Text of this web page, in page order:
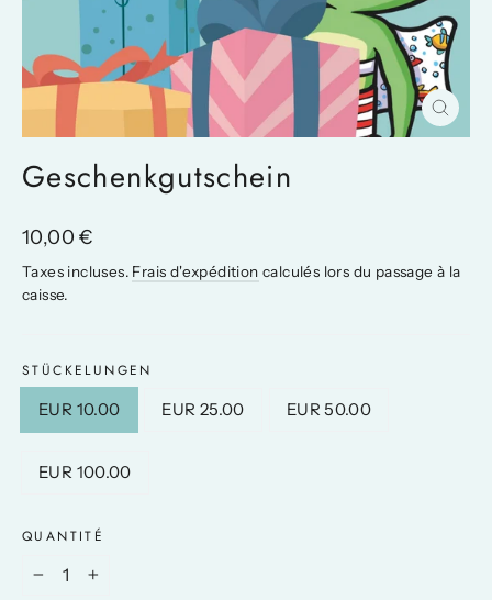
Fermer
(Esc)
Geschenkgutschein
Prix
régulier
10,00 €
Taxes incluses. Frais d'expédition calculés lors du passage à la
caisse.
STÜCKELUNGEN
EUR 10.00 EUR 25.00 EUR 50.00
EUR 100.00
QUANTITÉ